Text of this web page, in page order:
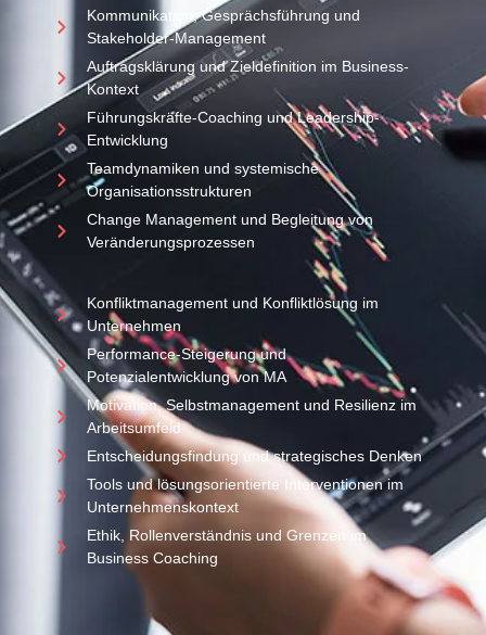
Kommunikation, Gesprächsführung und
Stakeholder-Management
Auftragsklärung und Zieldefinition im Business-
Kontext
Führungskräfte-Coaching und Leadership-
Entwicklung
Teamdynamiken und systemische
Organisationsstrukturen
Change Management und Begleitung von
Veränderungsprozessen
Konfliktmanagement und Konfliktlösung im
Unternehmen
Performance-Steigerung und
Potenzialentwicklung von MA
Motivation, Selbstmanagement und Resilienz im
Arbeitsumfeld
Entscheidungsfindung und strategisches Denken
Tools und lösungsorientierte Interventionen im
Unternehmenskontext
Ethik, Rollenverständnis und Grenzen im
Business Coaching